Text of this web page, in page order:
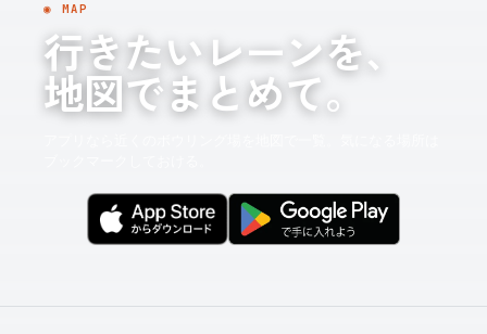
◉ MAP
行きたいレーンを、
地図でまとめて。